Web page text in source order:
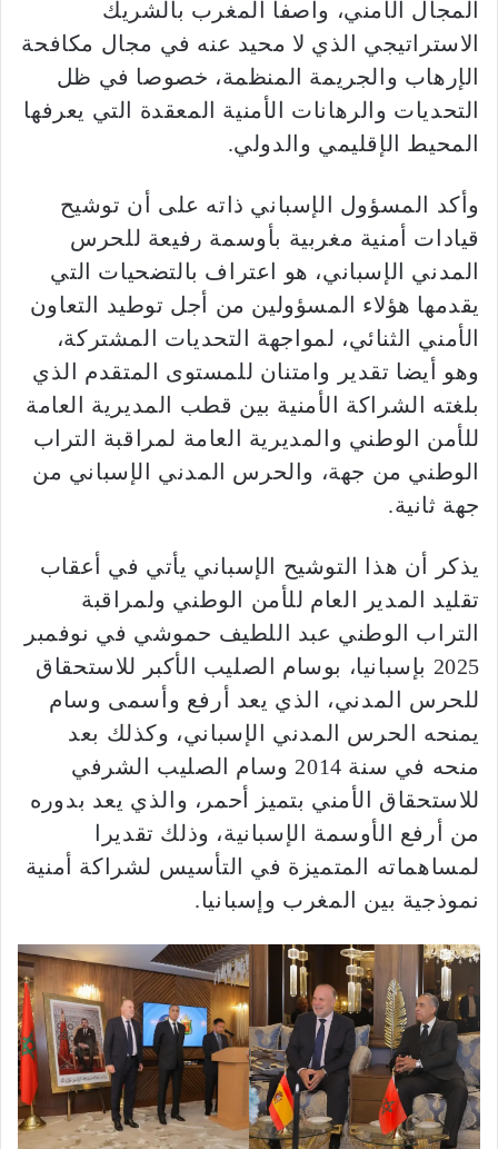
المجال الأمني، واصفا المغرب بالشريك
الاستراتيجي الذي لا محيد عنه في مجال مكافحة
الإرهاب والجريمة المنظمة، خصوصا في ظل
التحديات والرهانات الأمنية المعقدة التي يعرفها
المحيط الإقليمي والدولي.
وأكد المسؤول الإسباني ذاته على أن توشيح
قيادات أمنية مغربية بأوسمة رفيعة للحرس
المدني الإسباني، هو اعتراف بالتضحيات التي
يقدمها هؤلاء المسؤولين من أجل توطيد التعاون
الأمني الثنائي، لمواجهة التحديات المشتركة،
وهو أيضا تقدير وامتنان للمستوى المتقدم الذي
بلغته الشراكة الأمنية بين قطب المديرية العامة
للأمن الوطني والمديرية العامة لمراقبة التراب
الوطني من جهة، والحرس المدني الإسباني من
جهة ثانية.
يذكر أن هذا التوشيح الإسباني يأتي في أعقاب
تقليد المدير العام للأمن الوطني ولمراقبة
التراب الوطني عبد اللطيف حموشي في نوفمبر
2025 بإسبانيا، بوسام الصليب الأكبر للاستحقاق
للحرس المدني، الذي يعد أرفع وأسمى وسام
يمنحه الحرس المدني الإسباني، وكذلك بعد
منحه في سنة 2014 وسام الصليب الشرفي
للاستحقاق الأمني بتميز أحمر، والذي يعد بدوره
من أرفع الأوسمة الإسبانية، وذلك تقديرا
لمساهماته المتميزة في التأسيس لشراكة أمنية
نموذجية بين المغرب وإسبانيا.